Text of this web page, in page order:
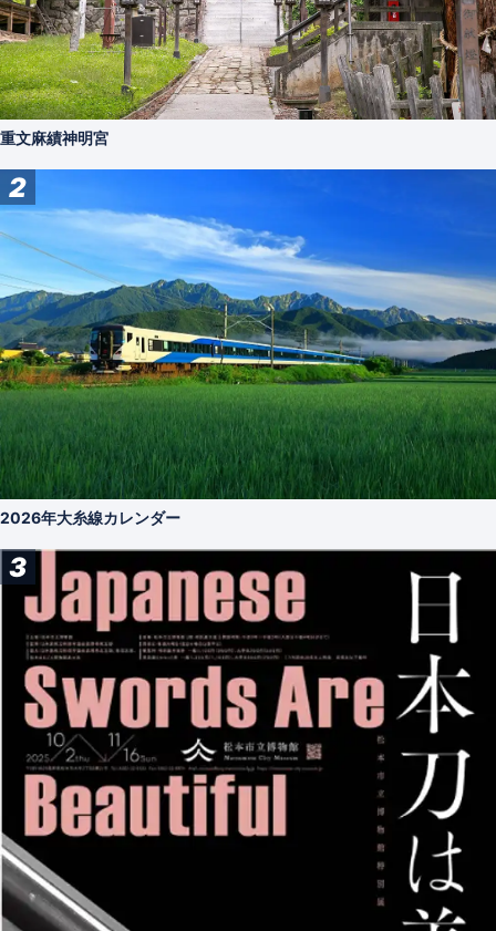
重文麻績神明宮
2
2026年大糸線カレンダー
3